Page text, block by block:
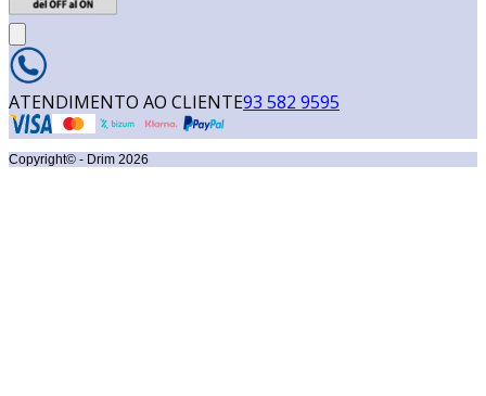
ATENDIMENTO AO CLIENTE93 582 9595
Copyright© - Drim 2026